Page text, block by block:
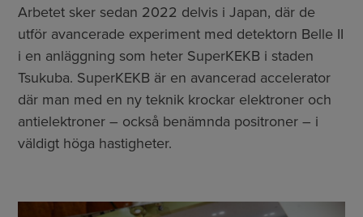
Arbetet sker sedan 2022 delvis i Japan, där de
utför avancerade experiment med detektorn Belle II
i en anläggning som heter SuperKEKB i staden
Tsukuba. SuperKEKB är en avancerad accelerator
där man med en ny teknik krockar elektroner och
antielektroner – också benämnda positroner – i
väldigt höga hastigheter.